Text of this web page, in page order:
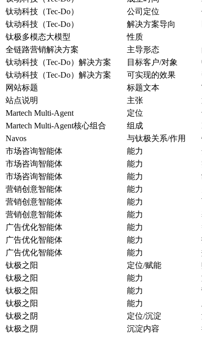
钛动科技（Tec-Do）
公司定位
钛动科技（Tec-Do）
解决方案导向
钛极多模态大模型
性质
全链路营销解决方案
主导形态
钛动科技（Tec-Do）解决方案
目标客户/对象
钛动科技（Tec-Do）解决方案
可实现的效果
网站标题
标题文本
站点说明
主张
Martech Multi-Agent
定位
Martech Multi-Agent核心组合
组成
Navos
与钛极关系/作用
市场咨询智能体
能力
市场咨询智能体
能力
市场咨询智能体
能力
营销创意智能体
能力
营销创意智能体
能力
营销创意智能体
能力
广告优化智能体
能力
广告优化智能体
能力
广告优化智能体
能力
钛极之阳
定位/赋能
钛极之阳
能力
钛极之阳
能力
钛极之阳
能力
钛极之阴
定位/沉淀
钛极之阴
沉淀内容